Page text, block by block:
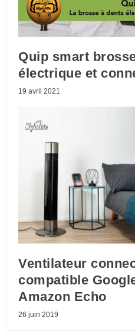
Quip smart
électrique et
19 avril 2021
Ventilateur
compatible
Amazon Echo
26 juin 2019